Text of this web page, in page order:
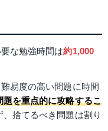
な勉強時間は約1,000
易度の高い問題に時間
を重点的に攻略するこ
捨てるべき問題は割り